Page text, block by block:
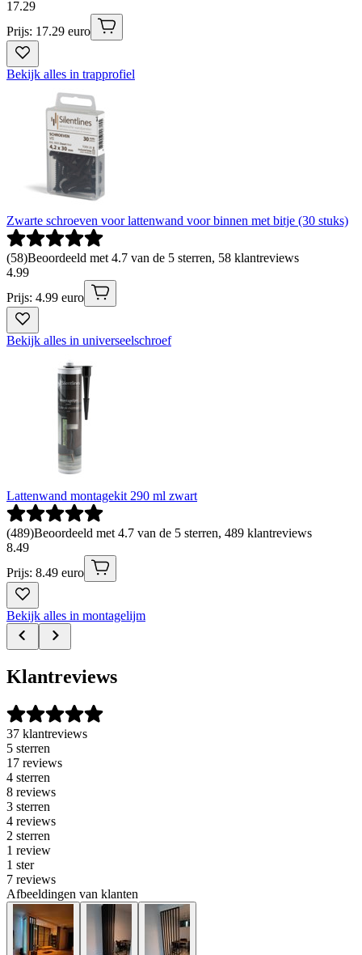
17.29
Prijs: 17.29 euro
Bekijk alles in trapprofiel
Zwarte schroeven voor lattenwand voor binnen met bitje (30 stuks)
(58)Beoordeeld met 4.7 van de 5 sterren, 58 klantreviews
4.99
Prijs: 4.99 euro
Bekijk alles in universeelschroef
Lattenwand montagekit 290 ml zwart
(489)Beoordeeld met 4.7 van de 5 sterren, 489 klantreviews
8.49
Prijs: 8.49 euro
Bekijk alles in montagelijm
Klantreviews
37 klantreviews
5 sterren
17 reviews
4 sterren
8 reviews
3 sterren
4 reviews
2 sterren
1 review
1 ster
7 reviews
Afbeeldingen van klanten